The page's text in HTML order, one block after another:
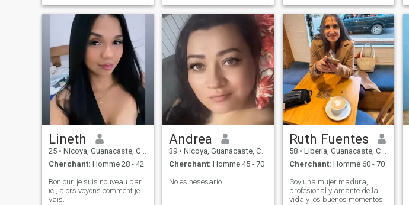
importe, considère que c'est
à ma façon.
Lineth
25 • Nicoya, Guanacaste, Costa Rica
Cherchant: Homme 28 - 42
Bonjour, je suis nouveau par
ici, alors voyons comment je
vais.
Andrea
39 • Nicoya, Guanacaste, Costa Rica
Cherchant: Homme 45 - 70
No es nesesario
Ruth Fuentes
58 • Liberia, Guanacaste, Costa Rica
Cherchant: Homme 60 - 70
Soy una mujer madura,
profesional y amante de la
vida y los buenos momentos